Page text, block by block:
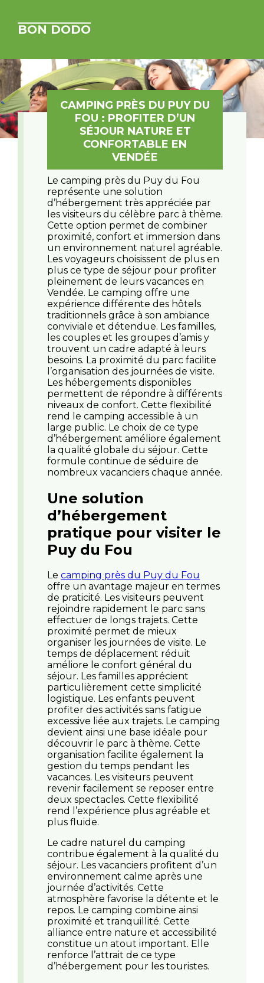
BON DODO
CAMPING PRÈS DU PUY DU
FOU : PROFITER D’UN
SÉJOUR NATURE ET
CONFORTABLE EN
VENDÉE
Le camping près du Puy du Fou
représente une solution
d’hébergement très appréciée par
les visiteurs du célèbre parc à thème.
Cette option permet de combiner
proximité, confort et immersion dans
un environnement naturel agréable.
Les voyageurs choisissent de plus en
plus ce type de séjour pour profiter
pleinement de leurs vacances en
Vendée. Le camping offre une
expérience différente des hôtels
traditionnels grâce à son ambiance
conviviale et détendue. Les familles,
les couples et les groupes d’amis y
trouvent un cadre adapté à leurs
besoins. La proximité du parc facilite
l’organisation des journées de visite.
Les hébergements disponibles
permettent de répondre à différents
niveaux de confort. Cette flexibilité
rend le camping accessible à un
large public. Le choix de ce type
d’hébergement améliore également
la qualité globale du séjour. Cette
formule continue de séduire de
nombreux vacanciers chaque année.
Une solution
d’hébergement
pratique pour visiter le
Puy du Fou
Le camping près du Puy du Fou
offre un avantage majeur en termes
de praticité. Les visiteurs peuvent
rejoindre rapidement le parc sans
effectuer de longs trajets. Cette
proximité permet de mieux
organiser les journées de visite. Le
temps de déplacement réduit
améliore le confort général du
séjour. Les familles apprécient
particulièrement cette simplicité
logistique. Les enfants peuvent
profiter des activités sans fatigue
excessive liée aux trajets. Le camping
devient ainsi une base idéale pour
découvrir le parc à thème. Cette
organisation facilite également la
gestion du temps pendant les
vacances. Les visiteurs peuvent
revenir facilement se reposer entre
deux spectacles. Cette flexibilité
rend l’expérience plus agréable et
plus fluide.
Le cadre naturel du camping
contribue également à la qualité du
séjour. Les vacanciers profitent d’un
environnement calme après une
journée d’activités. Cette
atmosphère favorise la détente et le
repos. Le camping combine ainsi
proximité et tranquillité. Cette
alliance entre nature et accessibilité
constitue un atout important. Elle
renforce l’attrait de ce type
d’hébergement pour les touristes.